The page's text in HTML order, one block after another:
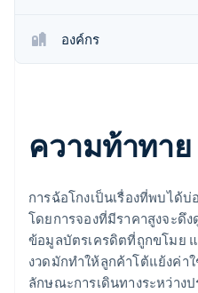
ดูว่า Stripe กำลังสร้างโ
รับชมเลย
องค์กร
ความท้าทาย
การฉ้อโกงเป็นเรื่องที่พบได้
โดยการจองที่มีราคาสูงจะดึ
ข้อมูลบัตรเครดิตที่ถูกขโมย
งวดมักทำให้ลูกค้าโต้แย้งค่า
ลักษณะการเดินทางระหว่าง